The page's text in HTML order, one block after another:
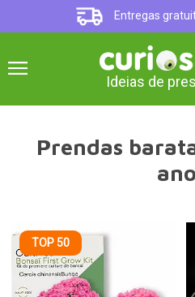
Entregas
Ideias de
Prendas
TOP 50